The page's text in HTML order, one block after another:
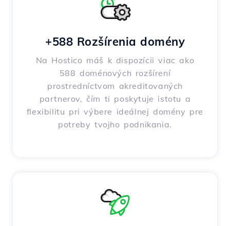
+588 Rozšírenia domény
Na Hostico máš k dispozícii viac ako
588 doménových rozšírení
prostredníctvom akreditovaných
partnerov, čím ti poskytuje istotu a
flexibilitu pri výbere ideálnej domény pre
potreby tvojho podnikania.